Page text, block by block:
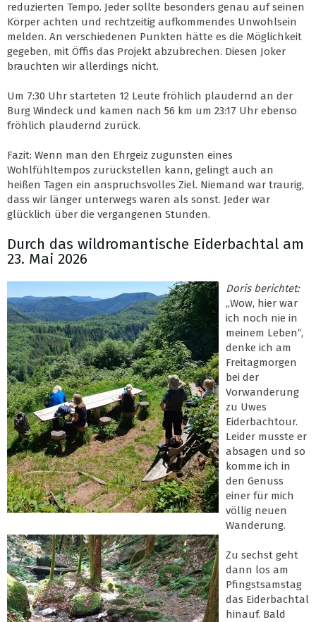
reduzierten Tempo. Jeder sollte besonders genau auf seinen
Körper achten und rechtzeitig aufkommendes Unwohlsein
melden. An verschiedenen Punkten hätte es die Möglichkeit
gegeben, mit Öffis das Projekt abzubrechen. Diesen Joker
brauchten wir allerdings nicht.
Um 7:30 Uhr starteten 12 Leute fröhlich plaudernd an der
Burg Windeck und kamen nach 56 km um 23:17 Uhr ebenso
fröhlich plaudernd zurück.
Fazit: Wenn man den Ehrgeiz zugunsten eines
Wohlfühltempos zurückstellen kann, gelingt auch an
heißen Tagen ein anspruchsvolles Ziel. Niemand war traurig,
dass wir länger unterwegs waren als sonst. Jeder war
glücklich über die vergangenen Stunden.
Durch das wildromantische Eiderbachtal am
23. Mai 2026
Doris berichtet:
„Wow, hier war
ich noch nie in
meinem Leben“,
denke ich am
Freitagmorgen
bei der
Vorwanderung
zu Uwes
Eiderbachtour.
Leider musste er
absagen und so
komme ich in
den Genuss
einer für mich
völlig neuen
Wanderung.
Zu sechst geht
dann los am
Pfingstsamstag
das Eiderbachtal
hinauf. Bald